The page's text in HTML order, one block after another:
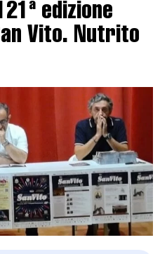
edizione
Vito. Nutrito